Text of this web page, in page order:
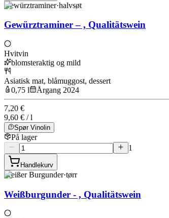
Gewürztraminer·halvsøt
Gewürztraminer – , Qualitätswein
Hvitvin
blomsteraktig og mild
Asiatisk mat, blåmuggost, dessert
0,75 l
Årgang 2024
7,20 €
9,60 € / l
Spør Vinolin
På lager
1
Handlekurv
Weißer Burgunder·tørr
Weißburgunder - , Qualitätswein